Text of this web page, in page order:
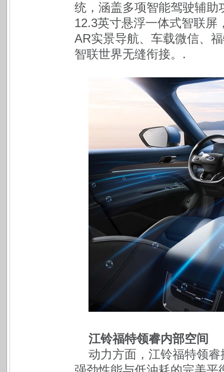
统，涵盖多项智能驾驶辅
12.3英寸悬浮一体式智联屏
AR实景导航、车载微信、
智联世界无缝衔接。.
江铃福特领睿内部空间
动力方面，江铃福特领